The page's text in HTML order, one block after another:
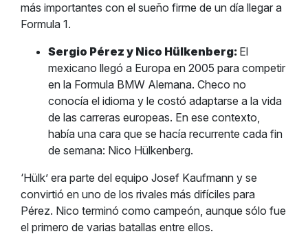
más importantes con el sueño firme de un día llegar a
Formula 1.
Sergio Pérez y Nico Hülkenberg: El
mexicano llegó a Europa en 2005 para competir
en la Formula BMW Alemana. Checo no
conocía el idioma y le costó adaptarse a la vida
de las carreras europeas. En ese contexto,
había una cara que se hacía recurrente cada fin
de semana: Nico Hülkenberg.
‘Hülk’ era parte del equipo Josef Kaufmann y se
convirtió en uno de los rivales más difíciles para
Pérez. Nico terminó como campeón, aunque sólo fue
el primero de varias batallas entre ellos.